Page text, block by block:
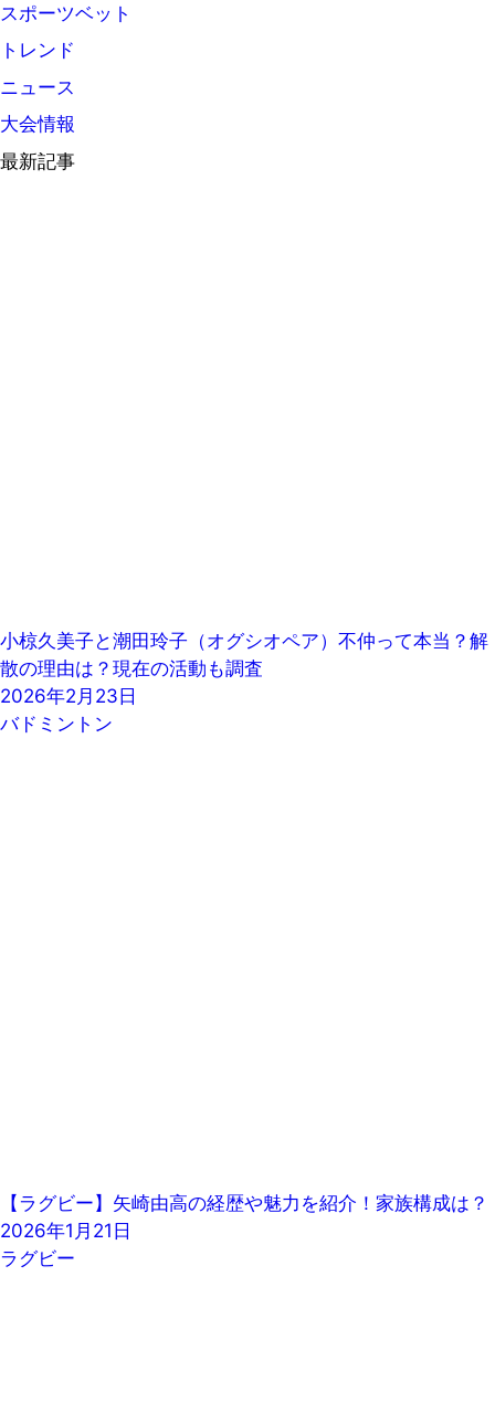
スポーツベット
トレンド
ニュース
大会情報
最新記事
小椋久美子と潮田玲子（オグシオペア）不仲って本当？解
散の理由は？現在の活動も調査
2026年2月23日
バドミントン
【ラグビー】矢崎由高の経歴や魅力を紹介！家族構成は？
2026年1月21日
ラグビー